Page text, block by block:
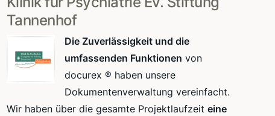
Tannenhof
Die Zuverlässigkeit und die
umfassenden Funktionen von
docurex ® haben unsere
Dokumentenverwaltung vereinfacht.
Wir haben über die gesamte Projektlaufzeit eine